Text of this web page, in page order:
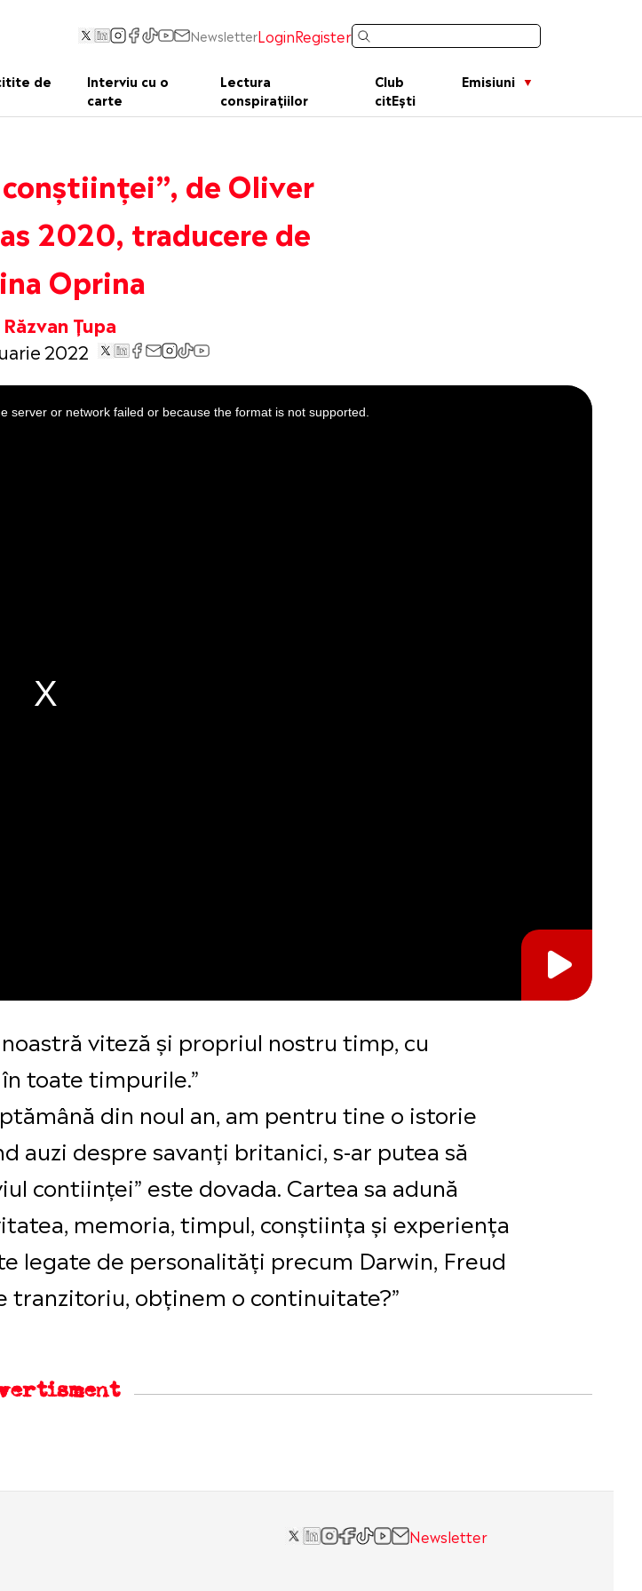
NewsletterLoginRegister
de
Interviu cu o
carte
Lectura
conspirațiilor
Club
citEști
Emisiuni
de Oliver
2020, traducere de
Oprina
Răzvan Țupa
2022
server or network failed or because the format is not supported.
viteză și propriul nostru timp, cu
toate timpurile.”
din noul an, am pentru tine o istorie
auzi despre savanți britanici, s-ar putea să
contiinței” este dovada. Cartea sa adună
memoria, timpul, conștiința și experiența
legate de personalități precum Darwin, Freud
tranzitoriu, obținem o continuitate?”
Newsletter